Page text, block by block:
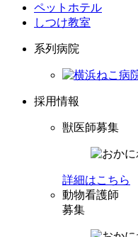
ペットホテル
しつけ教室
系列病院
採用情報
獣医師募集
詳細はこちら
動物看護師
募集